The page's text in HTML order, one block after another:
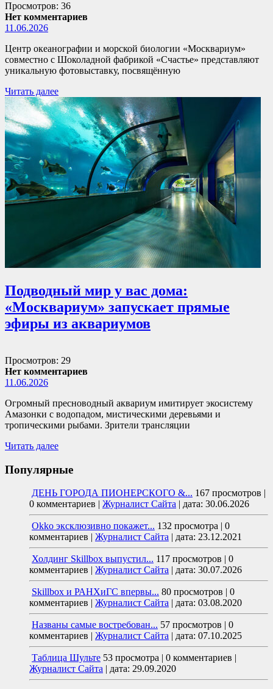
Просмотров: 36
Нет комментариев
11.06.2026
Центр океанографии и морской биологии «Москвариум»
совместно с Шоколадной фабрикой «Счастье» представляют
уникальную фотовыставку, посвящённую
Читать далее
Подводный мир у вас дома:
«Москвариум» запускает прямые
эфиры из аквариумов
Просмотров: 29
Нет комментариев
11.06.2026
Огромный пресноводный аквариум имитирует экосистему
Амазонки с водопадом, мистическими деревьями и
тропическими рыбами. Зрители трансляции
Читать далее
Популярные
ДЕНЬ ГОРОДА ПИОНЕРСКОГО &... 167 просмотров
0 комментариев
Журналист Сайта дата: 30.06.2026
Okko эксклюзивно покажет... 132 просмотра
0
комментариев
Журналист Сайта дата: 23.12.2021
Холдинг Skillbox выпустил... 117 просмотров
0
комментариев
Журналист Сайта дата: 30.07.2026
Skillbox и РАНХиГС впервы... 80 просмотров
0
комментариев
Журналист Сайта дата: 03.08.2020
Названы самые востребован... 57 просмотров
0
комментариев
Журналист Сайта дата: 07.10.2025
Таблица Шульте 53 просмотра 0 комментариев
Журналист Сайта
дата: 29.09.2020